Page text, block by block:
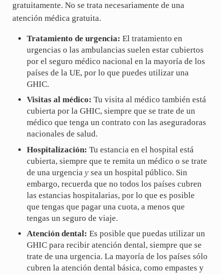
gratuitamente. No se trata necesariamente de una
atención médica gratuita.
Tratamiento de urgencia:El tratamiento en
urgencias o las ambulancias suelen estar cubiertos
por el seguro médico nacional en la mayoría de los
países de la UE, por lo que puedes utilizar una
GHIC.
Visitas al médico:Tu visita al médico también está
cubierta por la GHIC, siempre que se trate de un
médico que tenga un contrato con las aseguradoras
nacionales de salud.
Hospitalización:Tu estancia en el hospital está
cubierta, siempre que te remita un médico o se trate
de una urgenciaysea un hospital público. Sin
embargo, recuerda que no todos los países cubren
las estancias hospitalarias, por lo que es posible
que tengas que pagar una cuota, a menos que
tengas un seguro de viaje.
Atención dental:Es posible que puedas utilizar un
GHIC para recibir atención dental, siempre que se
trate de una urgencia. La mayoría de los países sólo
cubren la atención dental básica, como empastes y